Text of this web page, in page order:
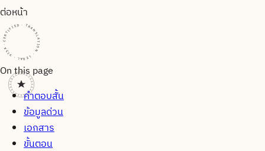
ต่อหน้า
CERTIFIED · TRANSLATION · LEGAL · VISA · CERTIFIED · TRANSLATION · LEGAL · VISA · CERTIFIED · TRANSLATION · LEGAL · VISA ·
On this page
คำตอบสั้น
ข้อมูลด่วน
เอกสาร
ขั้นตอน